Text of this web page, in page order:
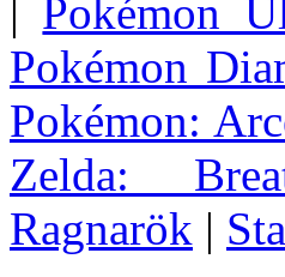
| Pokémon
Pokémon
Pokémon:
Zelda:
Ragnarök |